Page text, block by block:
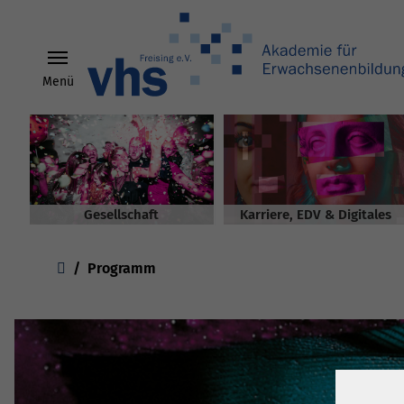
Menü
Gesellschaft Karriere, EDV & Digitales
You are here:
Programm